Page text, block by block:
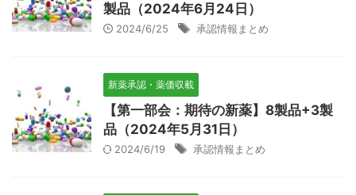
製品（2024年6月24日）
2024/6/25 承認情報まとめ
新薬承認・薬価収載
【第一部会：期待の新薬】8製品+3製
品（2024年5月31日）
2024/6/19 承認情報まとめ